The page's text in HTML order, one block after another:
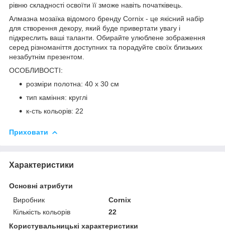
рівню складності освоїти її зможе навіть початківець.
Алмазна мозаїка відомого бренду Cornix - це якісний набір
для створення декору, який буде привертати увагу і
підкреслить ваші таланти. Обирайте улюблене зображення
серед різноманіття доступних та порадуйте своїх близьких
незабутнім презентом.
ОСОБЛИВОСТІ:
розміри полотна: 40 x 30 см
тип каміння: круглі
к-сть кольорів: 22
Приховати
Характеристики
Основні атрибути
Виробник
Cornix
Кількість кольорів
22
Користувальницькі характеристики